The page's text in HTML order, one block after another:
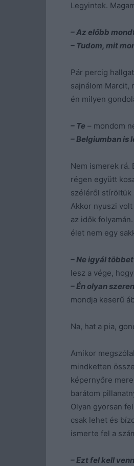
Legyintek.
– Az előbb
– Tudom, mit
Pár percig
sajnálom Marcit,
én milyen
– Te – mondom
– Belgiumban is
Nem ismerek rá.
régen együtt
széléről stíröltük
Akkor nyuszi
az idők
élet nem egy
– Ne igyál
lesz a vége,
– Én olyan
mondja keserű
Na, hat a pia,
Amikor
mindketten
képernyőre
barátom
Olyan gyorsan
csak lehet és
ismerte fel a
– Ezt fel kell